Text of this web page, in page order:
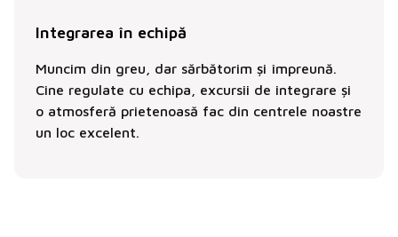
Integrarea în echipă
Muncim din greu, dar sărbătorim și împreună.
Cine regulate cu echipa, excursii de integrare și
o atmosferă prietenoasă fac din centrele noastre
un loc excelent.